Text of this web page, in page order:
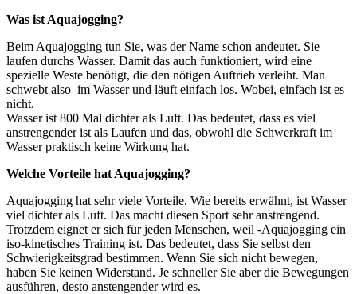
Was ist Aquajogging?
Beim Aquajogging tun Sie, was der Name schon andeutet. Sie
laufen durchs Wasser. Damit das auch funktioniert, wird eine
spezielle Weste benötigt, die den nötigen Auftrieb verleiht. Man
schwebt also im Wasser und läuft einfach los. Wobei, einfach ist es
nicht.
Wasser ist 800 Mal dichter als Luft. Das bedeutet, dass es viel
anstrengender ist als Laufen und das, obwohl die Schwerkraft im
Wasser praktisch keine Wirkung hat.
Welche Vorteile hat Aquajogging?
Aquajogging hat sehr viele Vorteile. Wie bereits erwähnt, ist Wasser
viel dichter als Luft. Das macht diesen Sport sehr anstrengend.
Trotzdem eignet er sich für jeden Menschen, weil -Aquajogging ein
iso-kinetisches Training ist. Das bedeutet, dass Sie selbst den
Schwierigkeitsgrad bestimmen. Wenn Sie sich nicht bewegen,
haben Sie keinen Widerstand. Je schneller Sie aber die Bewegungen
ausführen, desto anstengender wird es.